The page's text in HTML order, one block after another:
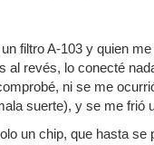
filtro A-103 y quien
al revés, lo conecté
ni se me
suerte), y se me frió
un chip, que hasta se